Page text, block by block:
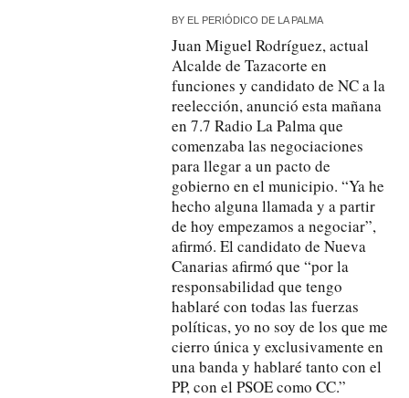
BY EL PERIÓDICO DE LA PALMA
Juan Miguel Rodríguez, actual
Alcalde de Tazacorte en
funciones y candidato de NC a la
reelección, anunció esta mañana
en 7.7 Radio La Palma que
comenzaba las negociaciones
para llegar a un pacto de
gobierno en el municipio. “Ya he
hecho alguna llamada y a partir
de hoy empezamos a negociar”,
afirmó. El candidato de Nueva
Canarias afirmó que “por la
responsabilidad que tengo
hablaré con todas las fuerzas
políticas, yo no soy de los que me
cierro única y exclusivamente en
una banda y hablaré tanto con el
PP, con el PSOE como CC.”